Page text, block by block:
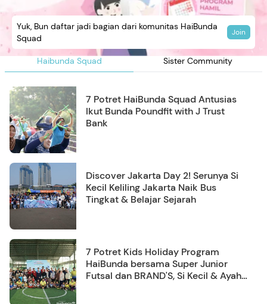
Haibunda Squad Sister Community
Yuk, Bun daftar jadi bagian dari komunitas HaiBunda
Squad
Join
7 Potret HaiBunda Squad Antusias
Ikut Bunda Poundfit with J Trust
Bank
Discover Jakarta Day 2! Serunya Si
Kecil Keliling Jakarta Naik Bus
Tingkat & Belajar Sejarah
7 Potret Kids Holiday Program
HaiBunda bersama Super Junior
Futsal dan BRAND'S, Si Kecil & Ayah